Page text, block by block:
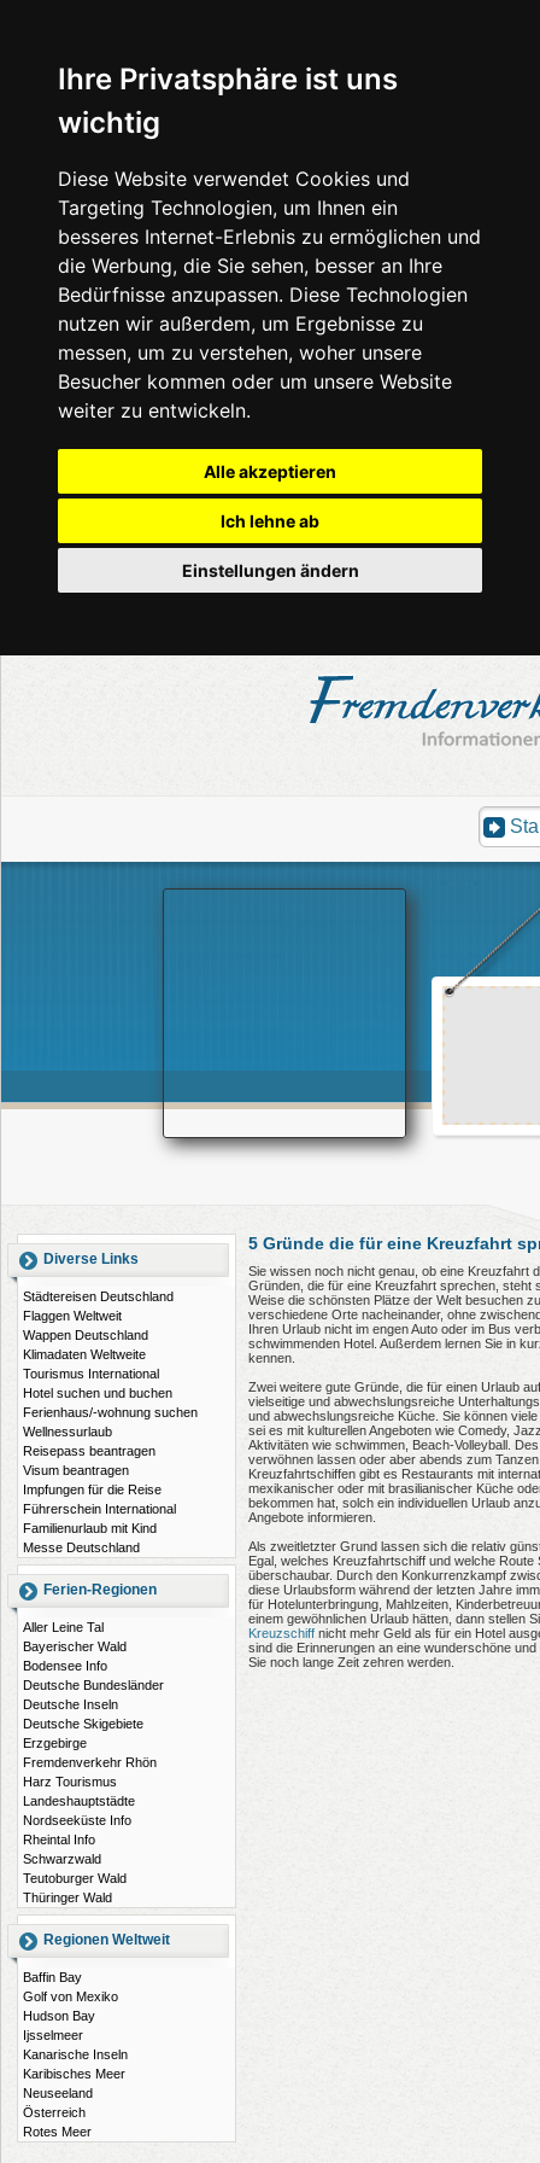
Ihre Privatsphäre ist uns
wichtig
Diese Website verwendet Cookies und
Targeting Technologien, um Ihnen ein
besseres Internet-Erlebnis zu ermöglichen und
die Werbung, die Sie sehen, besser an Ihre
Bedürfnisse anzupassen. Diese Technologien
nutzen wir außerdem, um Ergebnisse zu
messen, um zu verstehen, woher unsere
Besucher kommen oder um unsere Website
weiter zu entwickeln.
Alle akzeptieren
Ich lehne ab
Einstellungen ändern
Diverse Links
Städtereisen Deutschland
Flaggen Weltweit
Wappen Deutschland
Klimadaten Weltweite
Tourismus International
Hotel suchen und buchen
Ferienhaus/-wohnung suchen
Wellnessurlaub
Reisepass beantragen
Visum beantragen
Impfungen für die Reise
Führerschein International
Familienurlaub mit Kind
Messe Deutschland
Ferien-Regionen
Aller Leine Tal
Bayerischer Wald
Bodensee Info
Deutsche Bundesländer
Deutsche Inseln
Deutsche Skigebiete
Erzgebirge
Fremdenverkehr Rhön
Harz Tourismus
Landeshauptstädte
Nordseeküste Info
Rheintal Info
Schwarzwald
Teutoburger Wald
Thüringer Wald
Regionen Weltweit
Baffin Bay
Golf von Mexiko
Hudson Bay
Ijsselmeer
Kanarische Inseln
Karibisches Meer
Neuseeland
Österreich
Rotes Meer
5 Gründe die für eine Kreuzfahrt
Sie wissen noch nicht genau, ob eine Kreuzfahrt
Gründen, die für eine Kreuzfahrt sprechen, steht
Weise die schönsten Plätze der Welt besuchen
verschiedene Orte nacheinander, ohne
Ihren Urlaub nicht im engen Auto oder im Bus
schwimmenden Hotel. Außerdem lernen Sie in
kennen.
Zwei weitere gute Gründe, die für einen Urlaub
vielseitige und abwechslungsreiche
und abwechslungsreiche Küche. Sie können
sei es mit kulturellen Angeboten wie Comedy,
Aktivitäten wie schwimmen, Beach-Volleyball.
verwöhnen lassen oder aber abends zum
Kreuzfahrtschiffen gibt es Restaurants mit
mexikanischer oder mit brasilianischer Küche
bekommen hat, solch ein individuellen Urlaub
Angebote informieren.
Als zweitletzter Grund lassen sich die relativ
Egal, welches Kreuzfahrtschiff und welche
überschaubar. Durch den Konkurrenzkampf
diese Urlaubsform während der letzten Jahre
für Hotelunterbringung, Mahlzeiten,
einem gewöhnlichen Urlaub hätten, dann stellen
Kreuzschiff nicht mehr Geld als für ein Hotel
sind die Erinnerungen an eine wunderschöne
Sie noch lange Zeit zehren werden.